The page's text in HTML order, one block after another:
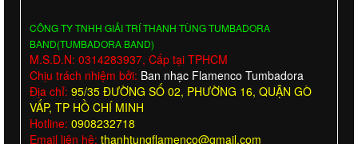
CÔNG TY TNHH GIẢI TRÍ THANH TÙNG TUMBADORA
BAND(TUMBADORA BAND)
M.S.D.N: 0314283937, Cấp tại TPHCM
Chịu trách nhiệm bởi: Ban nhạc Flamenco Tumbadora
Địa chỉ: 95/35 ĐƯỜNG SỐ 02, PHƯỜNG 16, QUẬN GÒ
VẤP, TP HỒ CHÍ MINH
Hotline: 0908232718
Email liên hệ: thanhtungflamenco@gmail.com